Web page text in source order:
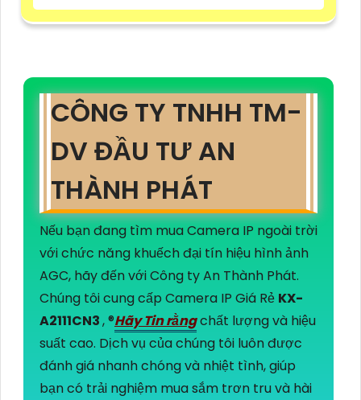
CÔNG TY TNHH TM-
DV ĐẦU TƯ AN
THÀNH PHÁT
Nếu bạn đang tìm mua Camera IP ngoài trời
với chức năng khuếch đại tín hiệu hình ảnh
AGC, hãy đến với Công ty An Thành Phát.
Chúng tôi cung cấp Camera IP Giá Rẻ KX-
A2111CN3, ®️Hãy Tin rằngchất lượng và hiệu
suất cao. Dịch vụ của chúng tôi luôn được
đánh giá nhanh chóng và nhiệt tình, giúp
bạn có trải nghiệm mua sắm trơn tru và hài